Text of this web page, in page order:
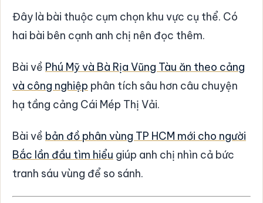
Đây là bài thuộc cụm chọn khu vực cụ thể. Có
hai bài bên cạnh anh chị nên đọc thêm.
Bài về Phú Mỹ và Bà Rịa Vũng Tàu ăn theo cảng
và công nghiệp phân tích sâu hơn câu chuyện
hạ tầng cảng Cái Mép Thị Vải.
Bài về bản đồ phân vùng TP HCM mới cho người
Bắc lần đầu tìm hiểu giúp anh chị nhìn cả bức
tranh sáu vùng để so sánh.